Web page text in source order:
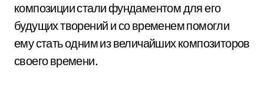
композиции стали фундаментом для его
будущих творений и со временем помогли
ему стать одним из величайших композиторов
своего времени.